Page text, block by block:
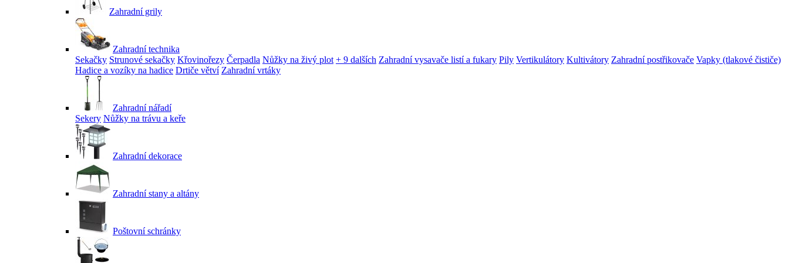
Zahradní grily
Zahradní technika
Sekačky Strunové sekačky Křovinořezy Čerpadla Nůžky na živý plot + 9 dalších Zahradní vysavače listí a fukary Pily Vertikulátory Kultivátory Zahradní postřikovače Vapky (tlakové čističe)
Hadice a vozíky na hadice Drtiče větví Zahradní vrtáky
Zahradní nářadí
Sekery Nůžky na trávu a keře
Zahradní dekorace
Zahradní stany a altány
Poštovní schránky